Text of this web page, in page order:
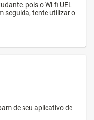
pois o Wi-fi UEL
seguida, tente utilizar o
de seu aplicativo de